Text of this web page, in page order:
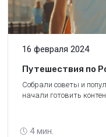
16 февраля 2024
4 мин.
Путешествия по
направления от
Собрали советы и
начали готовить